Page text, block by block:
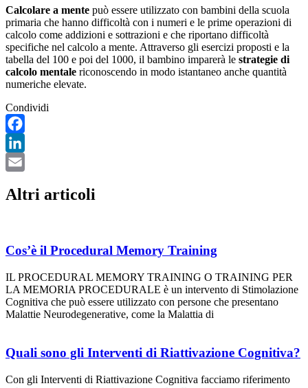
Calcolare a mente può essere utilizzato con bambini della scuola
primaria che hanno difficoltà con i numeri e le prime operazioni di
calcolo come addizioni e sottrazioni e che riportano difficoltà
specifiche nel calcolo a mente. Attraverso gli esercizi proposti e la
tabella del 100 e poi del 1000, il bambino imparerà le strategie di
calcolo mentale riconoscendo in modo istantaneo anche quantità
numeriche elevate.
Condividi
Facebook
LinkedIn
Altri articoli
Cos’è il Procedural Memory Training
IL PROCEDURAL MEMORY TRAINING O TRAINING PER
LA MEMORIA PROCEDURALE è un intervento di Stimolazione
Cognitiva che può essere utilizzato con persone che presentano
Malattie Neurodegenerative, come la Malattia di
Quali sono gli Interventi di Riattivazione Cognitiva?
Con gli Interventi di Riattivazione Cognitiva facciamo riferimento